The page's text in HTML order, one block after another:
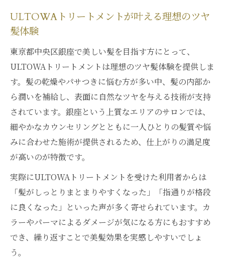
ULTOWAトリートメントが叶える理想のツヤ
髪体験
東京都中央区銀座で美しい髪を目指す方にとって、
ULTOWAトリートメントは理想のツヤ髪体験を提供しま
す。髪の乾燥やパサつきに悩む方が多い中、髪の内部か
ら潤いを補給し、表面に自然なツヤを与える技術が支持
されています。銀座という上質なエリアのサロンでは、
細やかなカウンセリングとともに一人ひとりの髪質や悩
みに合わせた施術が提供されるため、仕上がりの満足度
が高いのが特徴です。
実際にULTOWAトリートメントを受けた利用者からは
「髪がしっとりまとまりやすくなった」「指通りが格段
に良くなった」といった声が多く寄せられています。カ
ラーやパーマによるダメージが気になる方にもおすすめ
でき、繰り返すことで美髪効果を実感しやすいでしょ
う。